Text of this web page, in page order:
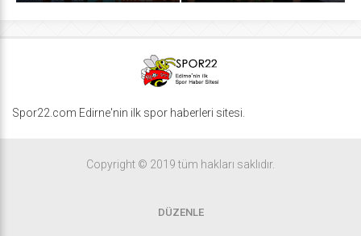
Spor22.com Edirne'nin ilk spor haberleri sitesi.
Copyright © 2019 tüm hakları saklıdır.
DÜZENLE